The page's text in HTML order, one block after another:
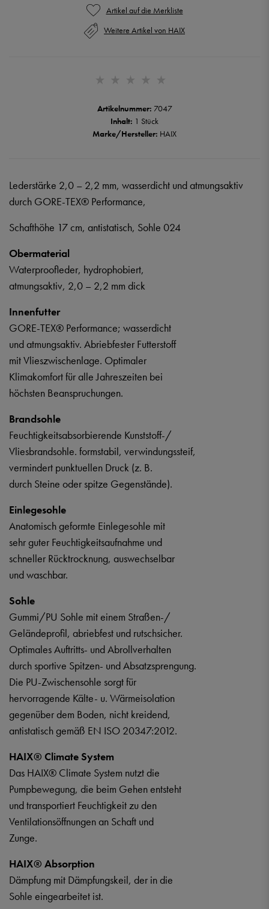
Artikelnummer: 7047
Inhalt: 1 Stück
Marke/Hersteller: HAIX
Weitere Artikel von HAIX
Lederstärke 2,0 – 2,2 mm, wasserdicht und atmungsaktiv
durch GORE-TEX® Performance,
Schafthöhe 17 cm, antistatisch, Sohle 024
Obermaterial
Waterproofleder, hydrophobiert,
atmungsaktiv, 2,0 – 2,2 mm dick
Innenfutter
GORE-TEX® Performance; wasserdicht
und atmungsaktiv. Abriebfester Futterstoff
mit Vlieszwischenlage. Optimaler
Klimakomfort für alle Jahreszeiten bei
höchsten Beanspruchungen.
Brandsohle
Feuchtigkeitsabsorbierende Kunststoff-/
Vliesbrandsohle. formstabil, verwindungssteif,
vermindert punktuellen Druck (z. B.
durch Steine oder spitze Gegenstände).
Einlegesohle
Anatomisch geformte Einlegesohle mit
sehr guter Feuchtigkeitsaufnahme und
schneller Rücktrocknung, auswechselbar
und waschbar.
Sohle
Gummi/PU Sohle mit einem Straßen-/
Geländeprofil, abriebfest und rutschsicher.
Optimales Auftritts- und Abrollverhalten
durch sportive Spitzen- und Absatzsprengung.
Die PU-Zwischensohle sorgt für
hervorragende Kälte- u. Wärmeisolation
gegenüber dem Boden, nicht kreidend,
antistatisch gemäß EN ISO 20347:2012.
HAIX® Climate System
Das HAIX® Climate System nutzt die
Pumpbewegung, die beim Gehen entsteht
und transportiert Feuchtigkeit zu den
Ventilationsöffnungen an Schaft und
Zunge.
HAIX® Absorption
Dämpfung mit Dämpfungskeil, der in die
Sohle eingearbeitet ist.